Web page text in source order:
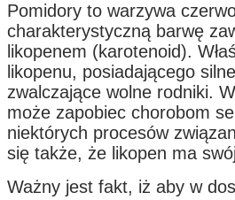
Pomidory to warzywa
charakterystyczną barwę
likopenem (karotenoid).
likopenu, posiadającego
zwalczające wolne rodniki.
może zapobiec chorobom
niektórych procesów
się także, że likopen ma
Ważny jest fakt, iż aby w